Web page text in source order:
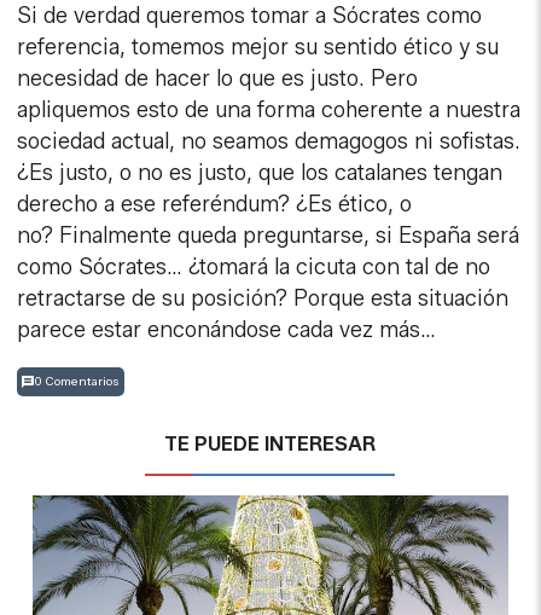
Si de verdad queremos tomar a Sócrates como
referencia, tomemos mejor su sentido ético y su
necesidad de hacer lo que es justo. Pero
apliquemos esto de una forma coherente a nuestra
sociedad actual, no seamos demagogos ni sofistas.
¿Es justo, o no es justo, que los catalanes tengan
derecho a ese referéndum? ¿Es ético, o
no? Finalmente queda preguntarse, si España será
como Sócrates… ¿tomará la cicuta con tal de no
retractarse de su posición? Porque esta situación
parece estar enconándose cada vez más…
0 Comentarios
TE PUEDE INTERESAR